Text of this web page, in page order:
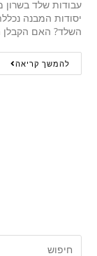
עבודות שלד בשרון
יסודות המבנה
השלד? האם הקבלן
להמשך קריאה